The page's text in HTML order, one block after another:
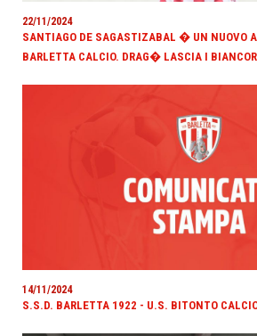
22/11/2024
SANTIAGO DE SAGASTIZABAL � UN NUOVO
BARLETTA CALCIO. DRAG� LASCIA I
14/11/2024
S.S.D. BARLETTA 1922 - U.S. BITONTO